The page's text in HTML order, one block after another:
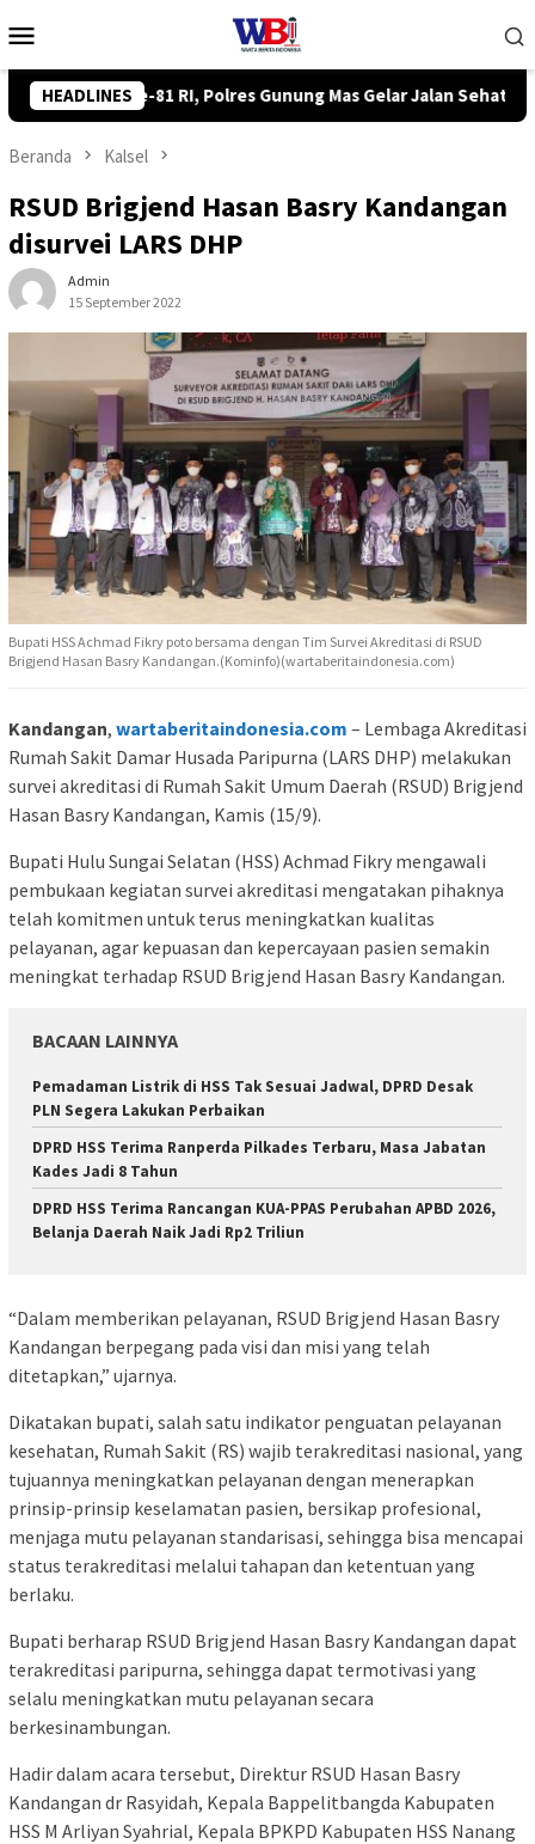
ke
Mobile
HEADLINES
Jalan Sehat hingga Lomba Tangkap Bebek Komisi III
Beranda Kalsel
RSUD Brigjend Hasan Basry Kandangan
disurvei LARS DHP
Admin
15 September 2022
Bupati HSS Achmad Fikry poto bersama dengan Tim Survei Akreditasi di RSUD
Brigjend Hasan Basry Kandangan.(Kominfo)(wartaberitaindonesia.com)
Kandangan, wartaberitaindonesia.com – Lembaga Akreditasi
Rumah Sakit Damar Husada Paripurna (LARS DHP) melakukan
survei akreditasi di Rumah Sakit Umum Daerah (RSUD) Brigjend
Hasan Basry Kandangan, Kamis (15/9).
Bupati Hulu Sungai Selatan (HSS) Achmad Fikry mengawali
pembukaan kegiatan survei akreditasi mengatakan pihaknya
telah komitmen untuk terus meningkatkan kualitas
pelayanan, agar kepuasan dan kepercayaan pasien semakin
meningkat terhadap RSUD Brigjend Hasan Basry Kandangan.
BACAAN LAINNYA
Pemadaman Listrik di HSS Tak Sesuai Jadwal, DPRD Desak
PLN Segera Lakukan Perbaikan
DPRD HSS Terima Ranperda Pilkades Terbaru, Masa Jabatan
Kades Jadi 8 Tahun
DPRD HSS Terima Rancangan KUA-PPAS Perubahan APBD 2026,
Belanja Daerah Naik Jadi Rp2 Triliun
“Dalam memberikan pelayanan, RSUD Brigjend Hasan Basry
Kandangan berpegang pada visi dan misi yang telah
ditetapkan,” ujarnya.
Dikatakan bupati, salah satu indikator penguatan pelayanan
kesehatan, Rumah Sakit (RS) wajib terakreditasi nasional, yang
tujuannya meningkatkan pelayanan dengan menerapkan
prinsip-prinsip keselamatan pasien, bersikap profesional,
menjaga mutu pelayanan standarisasi, sehingga bisa mencapai
status terakreditasi melalui tahapan dan ketentuan yang
berlaku.
Bupati berharap RSUD Brigjend Hasan Basry Kandangan dapat
terakreditasi paripurna, sehingga dapat termotivasi yang
selalu meningkatkan mutu pelayanan secara
berkesinambungan.
Hadir dalam acara tersebut, Direktur RSUD Hasan Basry
Kandangan dr Rasyidah, Kepala Bappelitbangda Kabupaten
HSS M Arliyan Syahrial, Kepala BPKPD Kabupaten HSS Nanang